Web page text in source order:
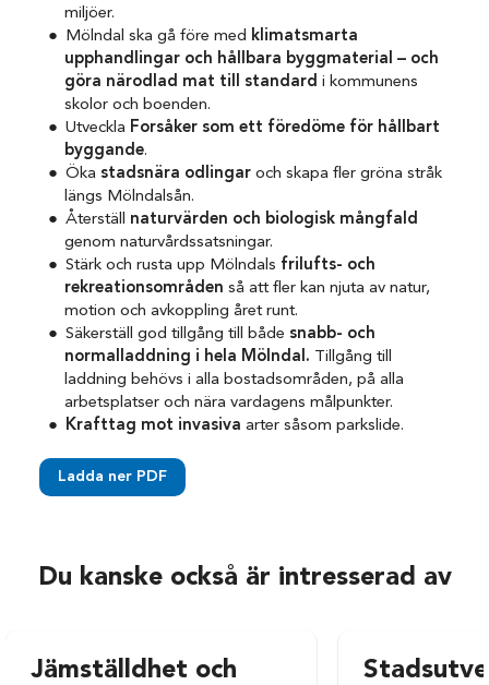
miljöer.
Mölndal ska gå före med klimatsmarta
upphandlingar och hållbara byggmaterial – och
göra närodlad mat till standard i kommunens
skolor och boenden.
Utveckla Forsåker som ett föredöme för hållbart
byggande.
Öka stadsnära odlingar och skapa fler gröna stråk
längs Mölndalsån.
Återställ naturvärden och biologisk mångfald
genom naturvårdssatsningar.
Stärk och rusta upp Mölndals frilufts- och
rekreationsområden så att fler kan njuta av natur,
motion och avkoppling året runt.
Säkerställ god tillgång till både snabb- och
normalladdning i hela Mölndal. Tillgång till
laddning behövs i alla bostadsområden, på alla
arbetsplatser och nära vardagens målpunkter.
Krafttag mot invasiva arter såsom parkslide.
Ladda ner PDF
Du kanske också är intresserad av
Jämställdhet och